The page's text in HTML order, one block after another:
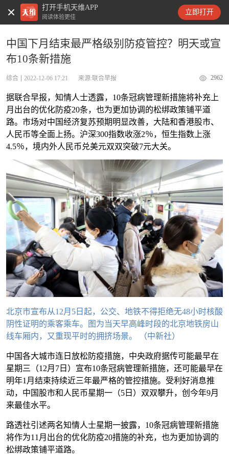
打开手机天维APP
阅读体验更佳
立即打开
天维新闻
中国下月结束最严格级别防疫管控？明天或宣
布10条新措施
综合 2022-12-06 17:21 来源:联合早报 2962
据联合早报，知情人士透露，10条冠病管理新措施将补充上
月出台的优化防疫20条，也为更加协调的松绑政策铺平道
路。市场对中国经济复苏预期明显改善，大陆和香港股市、
人民币等全面上扬。沪深300指数收涨2％，恒生指数上涨
4.5％，境内外人民币兑美元双双突破7元大关。
北京市宣布从12月5日起，公交、地铁不得拒绝无48小时核酸
阴性证明的乘客乘车。图为当天早高峰时段的北京地铁房山
线车厢内，又重现平时的拥挤场景。 （中新社）
中国各大城市连日放松防疫措施，中央政府据传可能最早在
星期三（12月7日）宣布10条冠病管理新措施，还可能最早在
明年1月结束持续近三年最严格的管控措施。受利好消息推
动，中国股市和人民币星期一（5日）双双攀升，创今年9月
来最佳水平。
路透社引述两名知情人士星期一披露，10条冠病管理新措施
将作为11月出台的优化防疫20措施的补充，也为更加协调的
松绑政策铺平道路。